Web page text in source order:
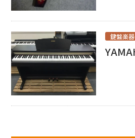
鍵盤楽器